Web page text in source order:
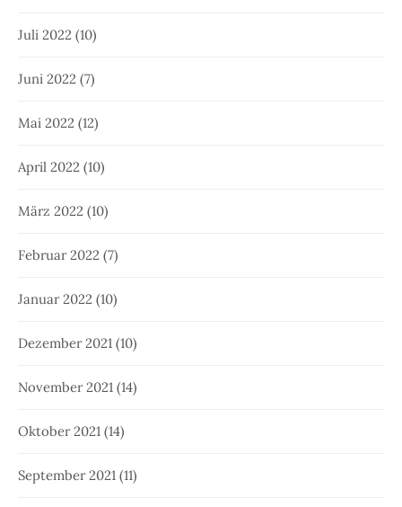
Juli 2022 (10)
Juni 2022 (7)
Mai 2022 (12)
April 2022 (10)
März 2022 (10)
Februar 2022 (7)
Januar 2022 (10)
Dezember 2021 (10)
November 2021 (14)
Oktober 2021 (14)
September 2021 (11)